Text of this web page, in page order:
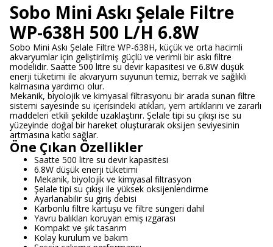
Sobo Mini Askı Şelale Filtre
WP-638H 500 L/H 6.8W
Sobo Mini Askı Şelale Filtre WP-638H, küçük ve orta hacimli
akvaryumlar için geliştirilmiş güçlü ve verimli bir askı filtre
modelidir. Saatte 500 litre su devir kapasitesi ve 6.8W düşük
enerji tüketimi ile akvaryum suyunun temiz, berrak ve sağlıklı
kalmasına yardımcı olur.
Mekanik, biyolojik ve kimyasal filtrasyonu bir arada sunan filtre
sistemi sayesinde su içerisindeki atıkları, yem artıklarını ve zararlı
maddeleri etkili şekilde uzaklaştırır. Şelale tipi su çıkışı ise su
yüzeyinde doğal bir hareket oluşturarak oksijen seviyesinin
artmasına katkı sağlar.
Öne Çıkan Özellikler
Saatte 500 litre su devir kapasitesi
6.8W düşük enerji tüketimi
Mekanik, biyolojik ve kimyasal filtrasyon
Şelale tipi su çıkışı ile yüksek oksijenlendirme
Ayarlanabilir su giriş debisi
Karbonlu filtre kartuşu ve filtre süngeri dahil
Yavru balıkları koruyan emiş ızgarası
Kompakt ve şık tasarım
Kolay kurulum ve bakım